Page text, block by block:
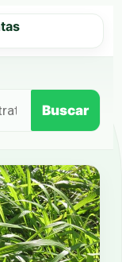
Buscar